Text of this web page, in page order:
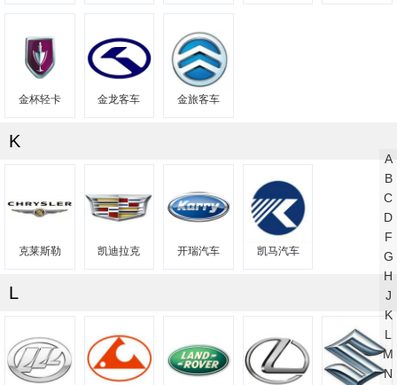
A
B
C
D
F
G
H
J
K
L
M
N
金杯轻卡 金龙客车 金旅客车
K
克莱斯勒 凯迪拉克 开瑞汽车 凯马汽车
L